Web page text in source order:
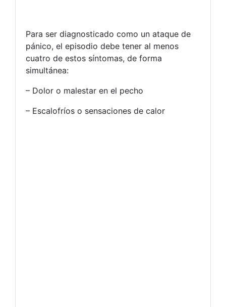
Para ser diagnosticado como un ataque de
pánico, el episodio debe tener al menos
cuatro de estos síntomas, de forma
simultánea:
– Dolor o malestar en el pecho
– Escalofríos o sensaciones de calor